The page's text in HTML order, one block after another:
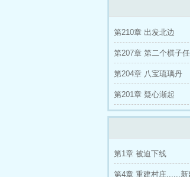
第210章 出发北边
第207章 第二个棋子
第204章 八宝琉璃丹
第201章 疑心渐起
第1章 被迫下线
第4章 重建村庄......新